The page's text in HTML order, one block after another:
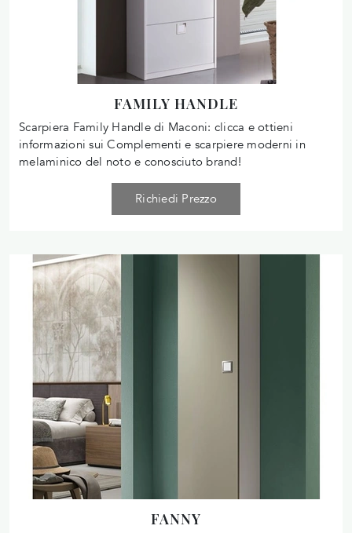
FAMILY HANDLE
Scarpiera Family Handle di Maconi: clicca e ottieni
informazioni sui Complementi e scarpiere moderni in
melaminico del noto e conosciuto brand!
Richiedi Prezzo
FANNY